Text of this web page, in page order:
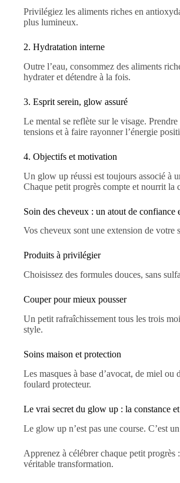
Privilégiez les aliments riches en
plus lumineux.
2. Hydratation interne
Outre l’eau, consommez des aliments
hydrater et détendre à la fois.
3. Esprit serein, glow assuré
Le mental se reflète sur le visage.
tensions et à faire rayonner l’énergie
4. Objectifs et motivation
Un glow up réussi est toujours associé à
Chaque petit progrès compte et nourrit la
Soin des cheveux : un atout de confiance
Vos cheveux sont une extension de
Produits à privilégier
Choisissez des formules douces, sans
Couper pour mieux pousser
Un petit rafraîchissement tous les trois
style.
Soins maison et protection
Les masques à base d’avocat, de miel
foulard protecteur.
Le vrai secret du glow up : la constance
Le glow up n’est pas une course. C’est
Apprenez à célébrer chaque petit
véritable transformation.